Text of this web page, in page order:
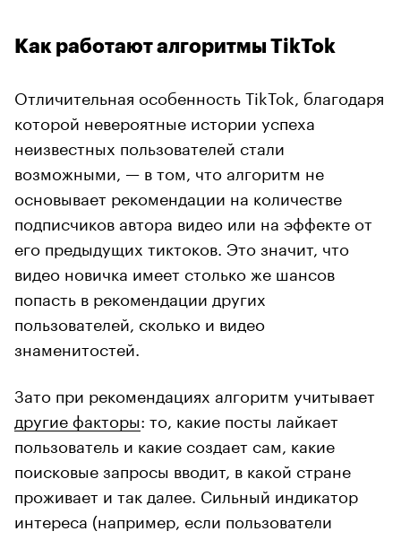
Как работают алгоритмы TikTok
Отличительная особенность TikTok, благодаря
которой невероятные истории успеха
неизвестных пользователей стали
возможными, — в том, что алгоритм не
основывает рекомендации на количестве
подписчиков автора видео или на эффекте от
его предыдущих тиктоков. Это значит, что
видео новичка имеет столько же шансов
попасть в рекомендации других
пользователей, сколько и видео
знаменитостей.
Зато при рекомендациях алгоритм учитывает
другие факторы: то, какие посты лайкает
пользователь и какие создает сам, какие
поисковые запросы вводит, в какой стране
проживает и так далее. Сильный индикатор
интереса (например, если пользователи